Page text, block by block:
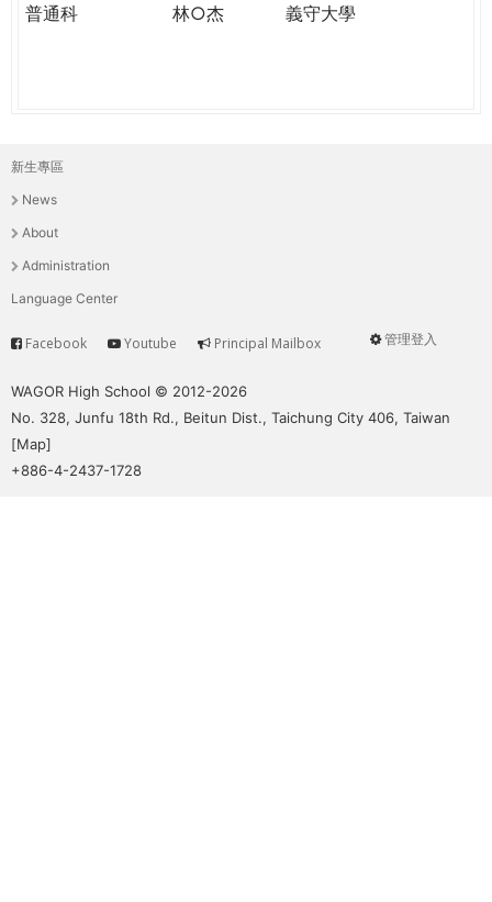
普通科
林○杰 義守大學
主
選
單
新生專區
News
About
Administration
Language Center
User
管理登入
Service
Facebook Youtube Principal Mailbox
WAGOR High School © 2012-2026
No. 328, Junfu 18th Rd., Beitun Dist., Taichung City 406, Taiwan
[Map]
+886-4-2437-1728